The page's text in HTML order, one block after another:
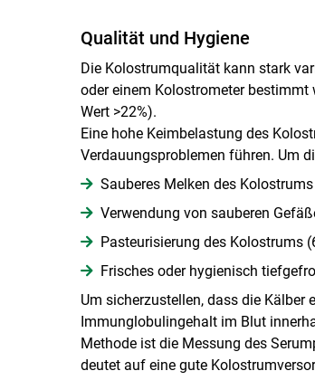
Qualität und Hygiene
Die Kolostrumqualität kann stark
oder einem Kolostrometer
Wert >22%).
Eine hohe Keimbelastung des
Verdauungsproblemen führen. Um
Sauberes Melken des
Verwendung von sauberen
Pasteurisierung des Kolos­trums
Frisches oder hygienisch
Um sicherzustellen, dass die
Immunglobulingehalt im Blut
Methode ist die Messung des
deutet auf eine gute